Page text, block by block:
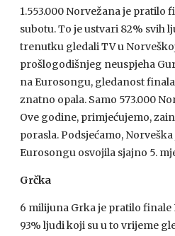
1.553.000 Norvežana je pratilo
subotu. To je ustvari 82% svih
trenutku gledali TV u
prošlogodišnjeg neuspjeha
na Eurosongu, gledanost
znatno opala. Samo 573.000
Ove godine, primjećujemo,
porasla. Podsjećamo,
Eurosongu osvojila sjajno 5.
Grčka
6 milijuna Grka je pratilo finale
93% ljudi koji su u to vrijeme